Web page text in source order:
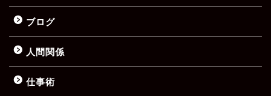
ブログ
人間関係
仕事術